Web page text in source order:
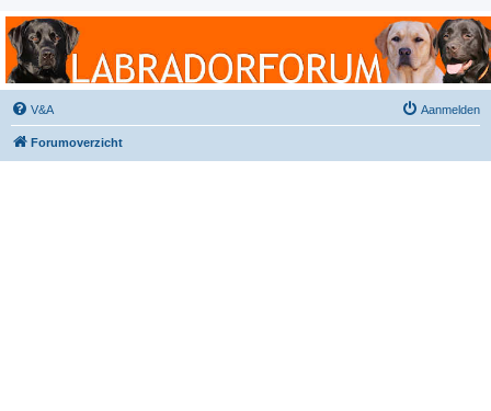
Labradorforum
Het gezelligste Labradorforum van Nederland en België!
V&A Aanmelden
Forumoverzicht